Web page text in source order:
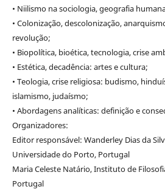
• Niilismo na sociologia, geografia
• Colonização, descolonização,
revolução;
• Biopolítica, bioética, tecnologia, crise
• Estética, decadência: artes e cultura;
• Teologia, crise religiosa: budismo,
islamismo, judaísmo;
• Abordagens analíticas: definição e
Organizadores:
Editor responsável: Wanderley Dias da
Universidade do Porto, Portugal
Maria Celeste Natário, Instituto de
Portugal